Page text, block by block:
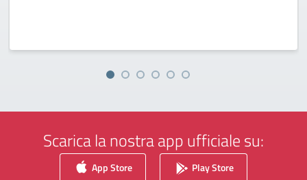
Scarica la nostra app ufficiale su:
App Store Play Store